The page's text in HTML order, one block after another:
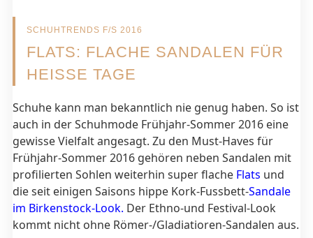
SCHUHTRENDS F/S 2016
FLATS: FLACHE SANDALEN FÜR
HEISSE TAGE
Schuhe kann man bekanntlich nie genug haben. So ist
auch in der Schuhmode Frühjahr-Sommer 2016 eine
gewisse Vielfalt angesagt. Zu den Must-Haves für
Frühjahr-Sommer 2016 gehören neben Sandalen mit
profilierten Sohlen weiterhin super flache Flats und
die seit einigen Saisons hippe Kork-Fussbett-Sandale
im Birkenstock-Look. Der Ethno-und Festival-Look
kommt nicht ohne Römer-/Gladiatioren-Sandalen aus.